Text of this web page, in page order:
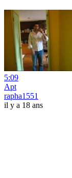
5:09
Apt
rapha1551
il y a 18 ans